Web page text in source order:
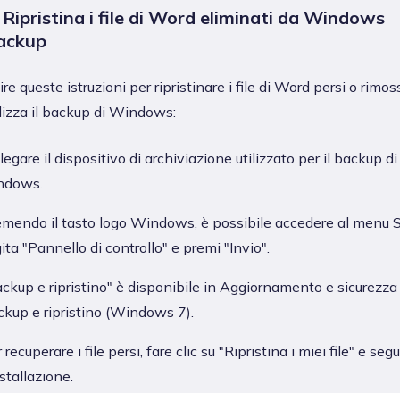
Ripristina i file di Word eliminati da Windows
queste istruzioni per ripristinare i file di Word persi o
il backup di Windows:
il dispositivo di archiviazione utilizzato per il backup di
il tasto logo Windows, è possibile accedere al menu
"Pannello di controllo" e premi "Invio".
e ripristino" è disponibile in Aggiornamento e sicurezza
e ripristino (Windows 7).
recuperare i file persi, fare clic su "Ripristina i miei file" e